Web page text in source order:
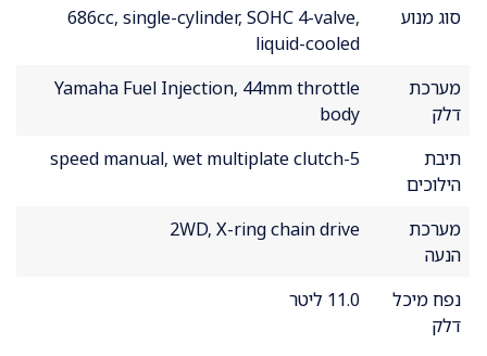
סוג מנוע
686cc, single-cylinder, SOHC 4-valve,
liquid-cooled
מערכת
דלק
Yamaha Fuel Injection, 44mm throttle
body
תיבת
הילוכים
5-speed manual, wet multiplate clutch
מערכת
הנעה
2WD, X-ring chain drive
נפח מיכל
דלק
11.0 ליטר